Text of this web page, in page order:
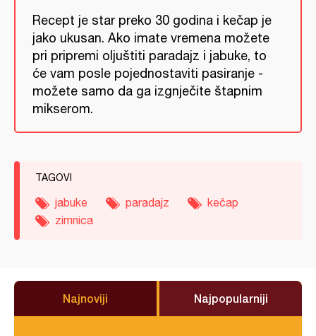
Recept je star preko 30 godina i kečap je
jako ukusan. Ako imate vremena možete
pri pripremi oljuštiti paradajz i jabuke, to
će vam posle pojednostaviti pasiranje -
možete samo da ga izgnječite štapnim
mikserom.
TAGOVI
jabuke paradajz
kečap
zimnica
Najnoviji Najpopularniji